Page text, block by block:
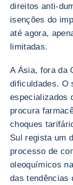
direitos anti-
isenções do
até agora,
limitadas.
A Ásia, fora da
dificuldades. O
especializados
procura
choques
Sul regista um
processo de
oleoquímicos
das tendências